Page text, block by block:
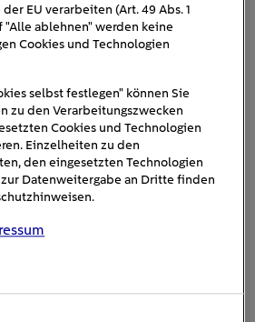
konkret: am EnBW-
bei Chemnitz, dem
betrieben nach dem „NextLevel“-
bis zum Nordkap in Norwegen,
ankommen. Die Fahrer*innen
Polen, Estland, Lettland,
Norwegen. Per Livestreams, Fotos
Interessierte aus der ganzen
#eNC2024live im Internet
#eNC2025 ist bereits gesetzt.
EU verarbeiten (Art. 49 Abs. 1
"Alle ablehnen" werden keine
Cookies und Technologien
selbst festlegen" können Sie
zu den Verarbeitungszwecken
Cookies und Technologien
Einzelheiten zu den
den eingesetzten Technologien
Datenweitergabe an Dritte finden